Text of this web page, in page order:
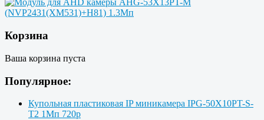
Корзина
Ваша корзина пуста
Популярное:
Купольная пластиковая IP миникамера IPG-50X10PT-S-
T2 1Мп 720p